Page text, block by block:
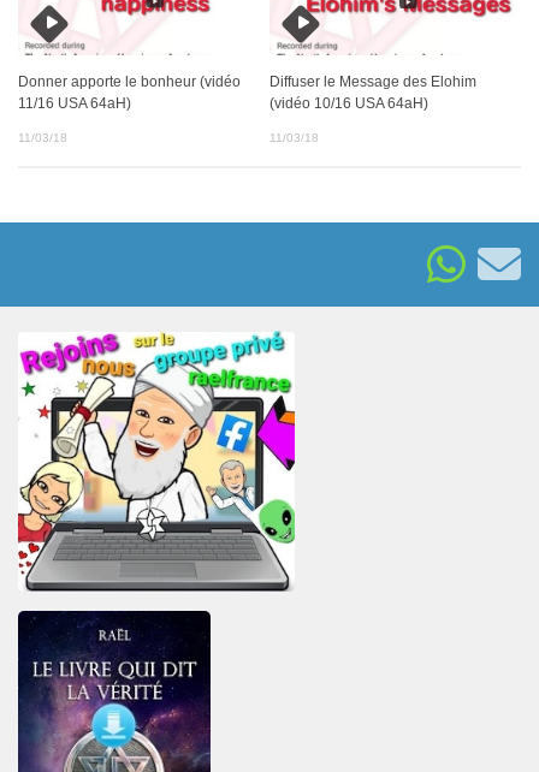
Donner apporte le bonheur (vidéo
11/16 USA 64aH)
11/03/18
Diffuser le Message des Elohim
(vidéo 10/16 USA 64aH)
11/03/18